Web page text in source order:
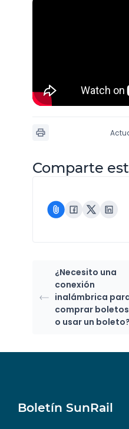
Comparte
¿Necesito una
conexión
inalámbrica
comprar boletos
o usar un boleto?
Boletín SunRail